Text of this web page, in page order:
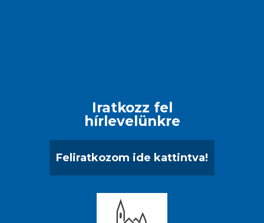
Iratkozz fel
hírlevelünkre
Feliratkozom ide kattintva!